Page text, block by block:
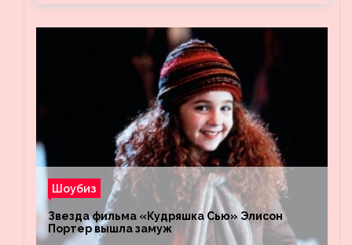
Шоубиз
Звезда фильма «Кудряшка Сью» Элисон
Портер вышла замуж